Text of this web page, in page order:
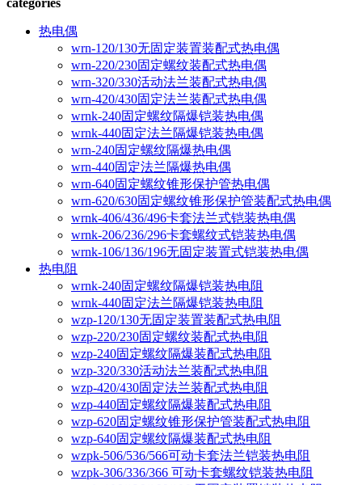
categories
热电偶
wrn-120/130无固定装置装配式热电偶
wrn-220/230固定螺纹装配式热电偶
wrn-320/330活动法兰装配式热电偶
wrn-420/430固定法兰装配式热电偶
wrnk-240固定螺纹隔爆铠装热电偶
wrnk-440固定法兰隔爆铠装热电偶
wrn-240固定螺纹隔爆热电偶
wrn-440固定法兰隔爆热电偶
wrn-640固定螺纹锥形保护管热电偶
wrn-620/630固定螺纹锥形保护管装配式热电偶
wrnk-406/436/496卡套法兰式铠装热电偶
wrnk-206/236/296卡套螺纹式铠装热电偶
wrnk-106/136/196无固定装置式铠装热电偶
热电阻
wrnk-240固定螺纹隔爆铠装热电阻
wrnk-440固定法兰隔爆铠装热电阻
wzp-120/130无固定装置装配式热电阻
wzp-220/230固定螺纹装配式热电阻
wzp-240固定螺纹隔爆装配式热电阻
wzp-320/330活动法兰装配式热电阻
wzp-420/430固定法兰装配式热电阻
wzp-440固定螺纹隔爆装配式热电阻
wzp-620固定螺纹锥形保护管装配式热电阻
wzp-640固定螺纹隔爆装配式热电阻
wzpk-506/536/566可动卡套法兰铠装热电阻
wzpk-306/336/366 可动卡套螺纹铠装热电阻